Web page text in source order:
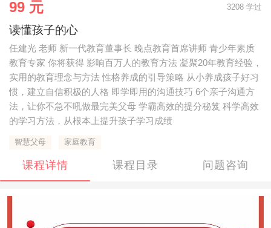
99 元 3208 学过
读懂孩子的心
任建光 老师 新一代教育董事长 晚点教育首席讲师 青少年素质
教育专家 你将获得 影响百万人的教育方法 凝聚20年教育经验，
实用的教育理念与方法 性格养成的引导策略 从小养成孩子好习
惯，建立自信积极的人格 即学即用的沟通技巧 6个亲子沟通方
法，让你不急不吼做最完美父母 学霸高效的提分秘笈 科学高效
的学习方法，从根本上提升孩子学习成绩
智慧父母 家庭教育
课程详情 课程目录 问题咨询